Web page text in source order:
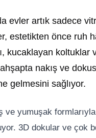
evler artık sadece
estetikten önce ruh
kucaklayan koltuklar
nakış ve
gelmesini sağlıyor.
ve yumuşak
3D dokular ve çok